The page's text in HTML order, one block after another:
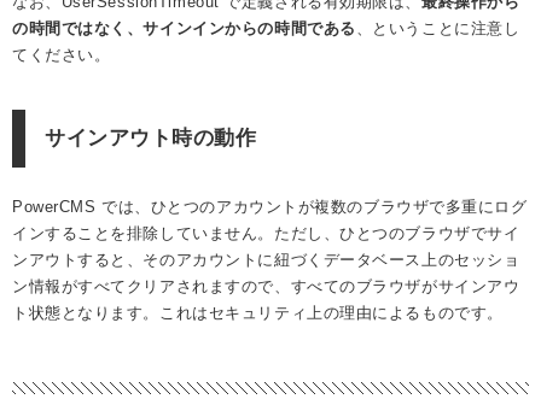
の時間ではなく、サインインからの時間である 、ということに注意し
てください。
サインアウト時の動作
PowerCMS では、ひとつのアカウントが複数のブラウザで多重にログ
インすることを排除していません。ただし、ひとつのブラウザでサイ
ンアウトすると、そのアカウントに紐づくデータベース上のセッショ
ン情報がすべてクリアされますので、すべてのブラウザがサインアウ
ト状態となります。これはセキュリティ上の理由によるものです。